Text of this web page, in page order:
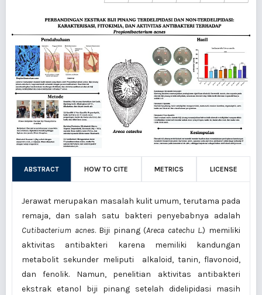
ABSTRACT HOW TO CITE METRICS LICENSE
Jerawat merupakan masalah kulit umum, terutama pada
remaja, dan salah satu bakteri penyebabnya adalah
Cutibacterium acnes. Biji pinang (Areca catechu L.) memiliki
aktivitas antibakteri karena memiliki kandungan
metabolit sekunder meliputi alkaloid, tanin, flavonoid,
dan fenolik. Namun, penelitian aktivitas antibakteri
ekstrak etanol biji pinang setelah didelipidasi masih